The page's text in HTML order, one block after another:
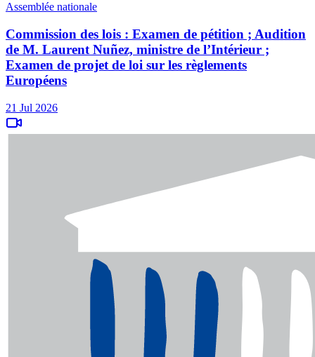
Assemblée nationale
Commission des lois : Examen de pétition ; Audition
de M. Laurent Nuñez, ministre de l’Intérieur ;
Examen de projet de loi sur les règlements
Européens
21 Jul 2026